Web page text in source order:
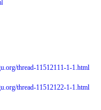
thread-11512111-1-1.html
thread-11512122-1-1.html